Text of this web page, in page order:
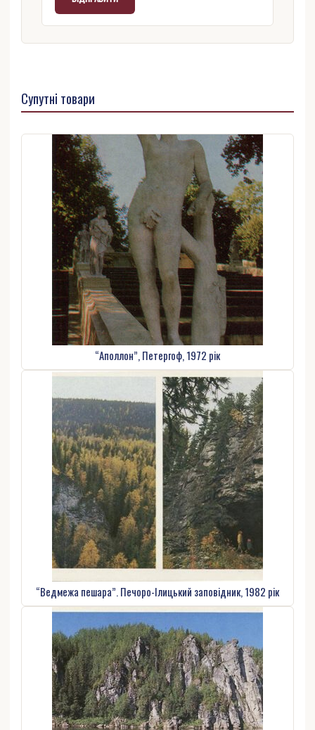
Супутні товари
“Аполлон”, Петергоф, 1972 рік
“Ведмежа пешара”. Печоро-Ілицький заповідник, 1982 рік